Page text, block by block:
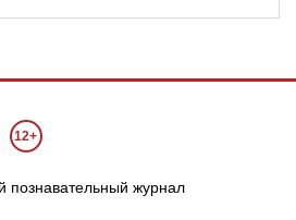
12+
журнал